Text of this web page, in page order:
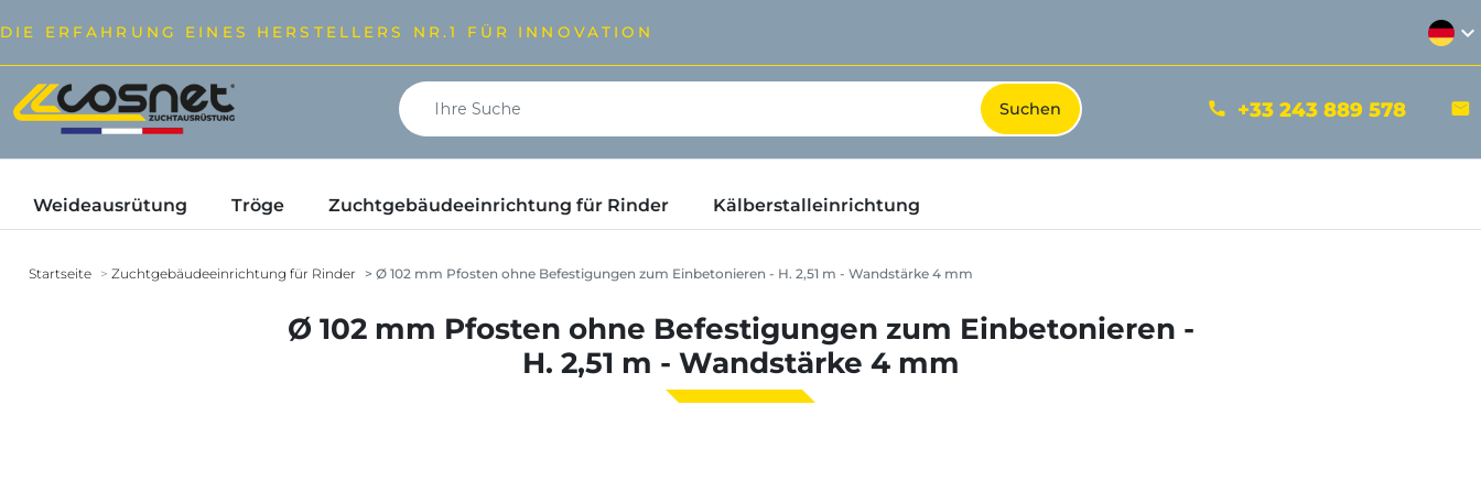
DIE ERFAHRUNG EINES HERSTELLERS NR.1 FÜR INNOVATION expand_more
phone +33 243 889 578 mail
Weideausrütung Tröge Zuchtgebäudeeinrichtung für Rinder Kälberstalleinrichtung
Startseite Zuchtgebäudeeinrichtung für Rinder Ø 102 mm Pfosten ohne Befestigungen zum Einbetonieren - H. 2,51 m - Wandstärke 4 mm
Ø 102 mm Pfosten ohne Befestigungen zum Einbetonieren -
H. 2,51 m - Wandstärke 4 mm